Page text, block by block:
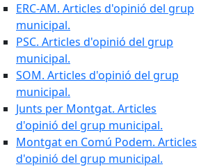
ERC-AM. Articles d'opinió del grup
municipal.
PSC. Articles d'opinió del grup
municipal.
SOM. Articles d'opinió del grup
municipal.
Junts per Montgat. Articles
d'opinió del grup municipal.
Montgat en Comú Podem. Articles
d'opinió del grup municipal.